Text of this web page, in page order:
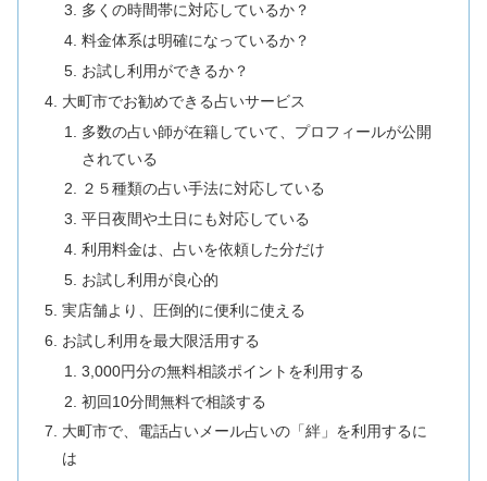
多くの時間帯に対応しているか？
料金体系は明確になっているか？
お試し利用ができるか？
大町市でお勧めできる占いサービス
多数の占い師が在籍していて、プロフィールが公開
されている
２５種類の占い手法に対応している
平日夜間や土日にも対応している
利用料金は、占いを依頼した分だけ
お試し利用が良心的
実店舗より、圧倒的に便利に使える
お試し利用を最大限活用する
3,000円分の無料相談ポイントを利用する
初回10分間無料で相談する
大町市で、電話占いメール占いの「絆」を利用するに
は